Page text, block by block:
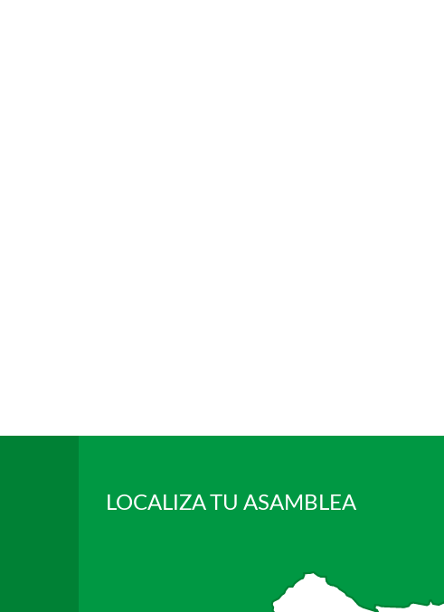
LOCALIZA TU ASAMBLEA